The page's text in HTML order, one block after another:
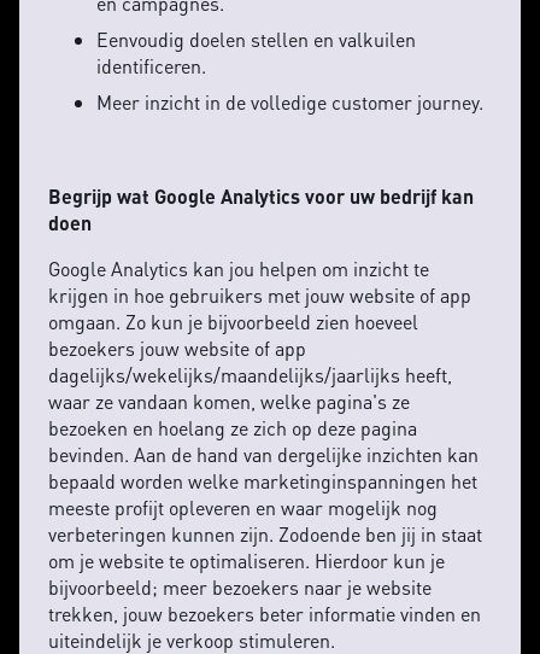
Eenvoudig doelen stellen en valkuilen
identificeren.
Meer inzicht in de volledige customer journey.
Begrijp wat Google Analytics voor uw bedrijf kan
doen
Google Analytics kan jou helpen om inzicht te
krijgen in hoe gebruikers met jouw website of app
omgaan. Zo kun je bijvoorbeeld zien hoeveel
bezoekers jouw website of app
dagelijks/wekelijks/maandelijks/jaarlijks heeft,
waar ze vandaan komen, welke pagina's ze
bezoeken en hoelang ze zich op deze pagina
bevinden. Aan de hand van dergelijke inzichten kan
bepaald worden welke marketinginspanningen het
meeste profijt opleveren en waar mogelijk nog
verbeteringen kunnen zijn. Zodoende ben jij in staat
om je website te optimaliseren. Hierdoor kun je
bijvoorbeeld; meer bezoekers naar je website
trekken, jouw bezoekers beter informatie vinden en
uiteindelijk je verkoop stimuleren.